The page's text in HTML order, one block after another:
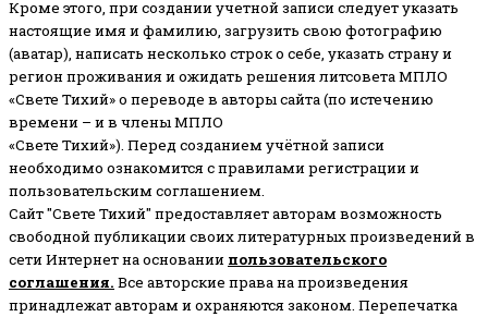
Кроме этого, при создании учетной записи следует указать
настоящие имя и фамилию, загрузить свою фотографию
(аватар), написать несколько строк о себе, указать страну и
регион проживания и ожидать решения литсовета МПЛО
«Свете Тихий» о переводе в авторы сайта (по истечению
времени – и в члены МПЛО
«Свете Тихий»). Перед созданием учётной записи
необходимо ознакомится с правилами регистрации и
пользовательским соглашением.
Сайт "Свете Тихий" предоставляет авторам возможность
свободной публикации своих литературных произведений в
сети Интернет на основании пользовательского
соглашения. Все авторские права на произведения
принадлежат авторам и охраняются законом. Перепечатка